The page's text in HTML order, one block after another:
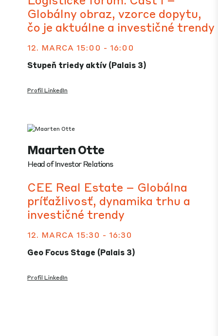
Globálny obraz, vzorce dopytu,
čo je aktuálne a investičné trendy
12. MARCA 15:00 - 16:00
Stupeň triedy aktív (Palais 3)
Profil LinkedIn
Maarten Otte
Head of Investor Relations
CEE Real Estate – Globálna
príťažlivosť, dynamika trhu a
investičné trendy
12. MARCA 15:30 - 16:30
Geo Focus Stage (Palais 3)
Profil LinkedIn